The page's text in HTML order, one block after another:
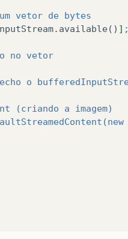
um vetor de bytes
() ] ;
no vetor
o
(criando a imagem)